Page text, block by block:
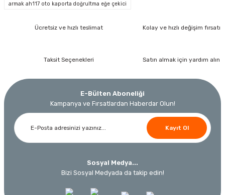
17.803,20 TL
Bosch Ölçme
3.000,00 TL
Demiriz Kaynak
Ücretsiz Nakliye
10.320,55 TL
Nora
Ücretsiz Nakliye
230,40 TL
armak ah117 oto kaporta doğrultma eğe çekici
Ücretsiz ve hızlı teslimat Kolay ve hızlı değişim fırsatı
Taksit Seçenekleri Satın almak için yardım alın
E-Bülten Aboneliği
Kampanya ve Fırsatlardan Haberdar Olun!
Kayıt Ol
Sosyal Medya...
Bizi Sosyal Medyada da takip edin!